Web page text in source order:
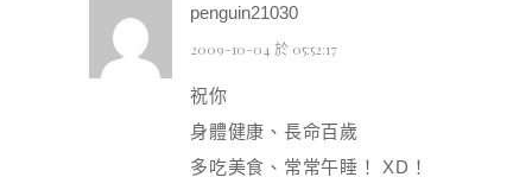
penguin21030
2009-10-04 於 05:52:17
祝你
身體健康、長命百歲
多吃美食、常常午睡！ XD！